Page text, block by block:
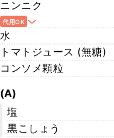
ニンニク
代用OK
水
トマトジュース (無糖)
コンソメ顆粒
(A)
塩
黒こしょう